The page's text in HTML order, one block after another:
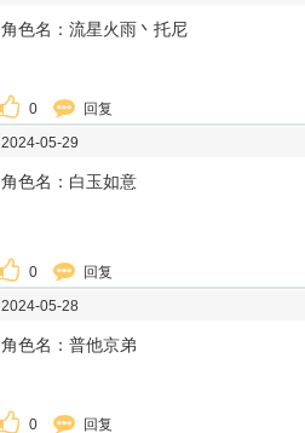
角色名：流星火雨丶托尼
0 回复
2024-05-29
角色名：白玉如意
0 回复
2024-05-28
角色名：普他京弟
0 回复